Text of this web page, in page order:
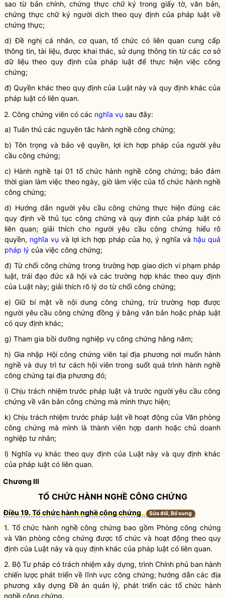
sao từ bản chính, chứng thực chữ ký trong giấy tờ, văn bản,
chứng thực chữ ký người dịch theo quy định của pháp luật về
chứng thực;
d) Đề nghị cá nhân, cơ quan, tổ chức có liên quan cung cấp
thông tin, tài liệu, được khai thác, sử dụng thông tin từ các cơ sở
dữ liệu theo quy định của pháp luậtđể thực hiện việccông
chứng;
đ) Quyền khác theo quy định của Luậtnày và quy định khác của
pháp luật có liên quan.
2. Công chứng viên có các nghĩa vụ sau đây:
a) Tuân thủ các nguyên tắc hành nghề công chứng;
b) Tôn trọng và bảo vệ quyền, lợi ích hợp pháp của người yêu
cầu công chứng;
c) Hành nghề tại 01 tổ chức hành nghề công chứng; bảo đảm
thời gian làm việc theo ngày, giờ làm việc của tổ chức hành nghề
công chứng;
d) Hướng dẫn người yêu cầu công chứng thực hiện đúng các
quy định về thủ tục công chứng và quy định của pháp luật có
liên quan; giải thích cho người yêu cầu công chứng hiểu rõ
quyền, nghĩa vụ và lợi ích hợp pháp của họ, ý nghĩa và hậu quả
pháp lý của việc công chứng;
đ) Từ chối công chứng trong trường hợp giao dịch vi phạm pháp
luật, trái đạo đức xã hội và các trường hợp khác theo quy định
của Luật này; giải thích rõ lý do từ chối công chứng;
e) Giữ bí mật về nội dung công chứng, trừ trường hợp được
người yêu cầu công chứng đồng ý bằng văn bản hoặc pháp luật
có quy định khác;
g) Tham gia bồi dưỡng nghiệp vụ công chứng hằng năm;
h) Gia nhập Hội công chứng viên tại địa phương nơi muốn hành
nghề và duy trì tư cách hội viên trong suốt quá trình hành nghề
công chứng tại địa phương đó;
i) Chịu trách nhiệm trước pháp luật và trước người yêu cầu công
chứng về văn bản công chứng mà mình thực hiện;
k) Chịu trách nhiệm trước pháp luậtvề hoạt động của Văn phòng
công chứng mà mình là thành viên hợp danh hoặc chủ doanh
nghiệp tư nhân;
l) Nghĩa vụ khác theo quy định của Luậtnày và quy định khác
của pháp luật có liên quan.
Chương III
TỔ CHỨC HÀNH NGHỀ CÔNG CHỨNG
Điều 19. Tổ chức hành nghề công chứng Sửa đổi, Bổ sung
1. Tổ chức hành nghề công chứng bao gồm Phòng công chứng
và Văn phòng công chứng được tổ chức và hoạt động theo quy
định của Luật này và quy định khác của pháp luật có liên quan.
2. Bộ Tư pháp có trách nhiệm xây dựng, trình Chính phủ ban hành
chiến lược phát triển về lĩnh vực công chứng; hướng dẫn các địa
phương xây dựng Đề án quản lý, phát triển các tổ chức hành
nghề công chứng.